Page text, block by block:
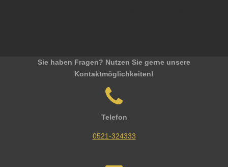
Sie haben Fragen? Nutzen Sie gerne unsere
Kontaktmöglichkeiten!
Telefon
0521-324333